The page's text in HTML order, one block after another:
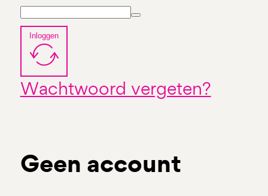
Inloggen
Wachtwoord vergeten?
Geen account